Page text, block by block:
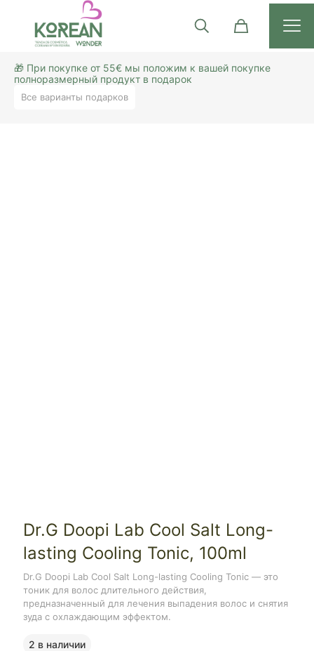
🎁 При покупке от 55€ мы положим к вашей покупке
полноразмерный продукт в подарок
Все варианты подарков
Dr.G Doopi Lab Cool Salt Long-
lasting Cooling Tonic, 100ml
Dr.G Doopi Lab Cool Salt Long-lasting Cooling Tonic — это
тоник для волос длительного действия,
предназначенный для лечения выпадения волос и снятия
зуда с охлаждающим эффектом.
2 в наличии